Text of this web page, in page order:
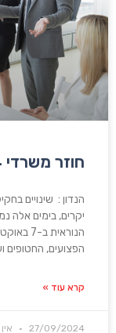
חוזר משרדי 21.11.2024
הנדון : שינויים
יקרים, בימים
הפצועים, החטופים
קרא עוד »
27/09/2024